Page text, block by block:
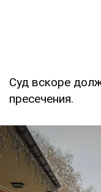
Суд вскоре
пресечения.